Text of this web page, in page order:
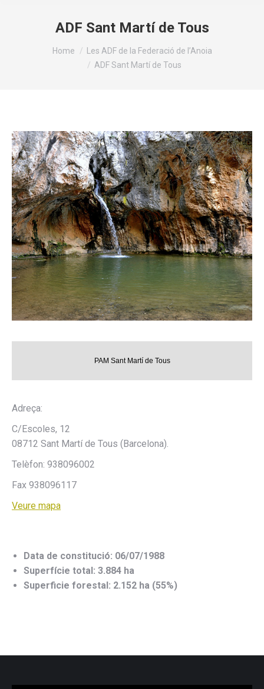
ADF Sant Martí de Tous
You are here:Home
Les ADF de la Federació de l’Anoia
ADF Sant Martí de Tous
PAM Sant Martí de Tous
Adreça:
C/Escoles, 12
08712 Sant Martí de Tous (Barcelona).
Telèfon: 938096002
Fax 938096117
Veure mapa
Data de constitució: 06/07/1988
Superfície total: 3.884 ha
Superficie forestal: 2.152 ha (55%)